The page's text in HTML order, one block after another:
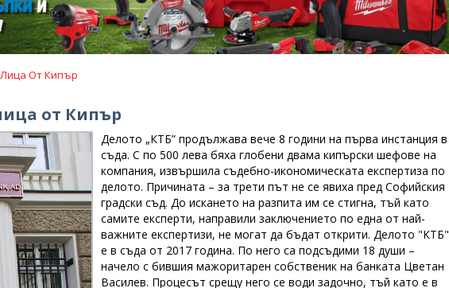
Лица От Кипър
от Кипър
Делото „КТБ” продължава вече 8 години на първа инстанция в
съда. С по 500 лева бяха глобени двама кипърски шефове на
компания, извършила съдебно-икономическата експертиза по
делото. Причината – за трети път не се явиха пред Софийския
градски съд. До искането на разпита им се стигна, тъй като
самите експерти, направили заключението по една от най-
важните експертизи, не могат да бъдат открити. Делото "КТБ"
е в съда от 2017 година. По него са подсъдими 18 души –
начело с бившия мажоритарен собственик на банката Цветан
Василев. Процесът срещу него се води задочно, тъй като е в